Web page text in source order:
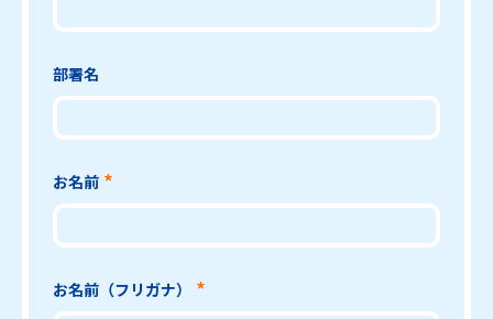
部署名
お名前
お名前（フリガナ）